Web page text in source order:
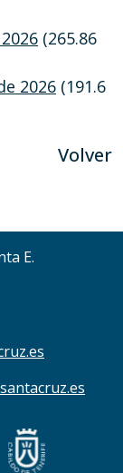
(265.86
2026 (191.6
Volver
E.